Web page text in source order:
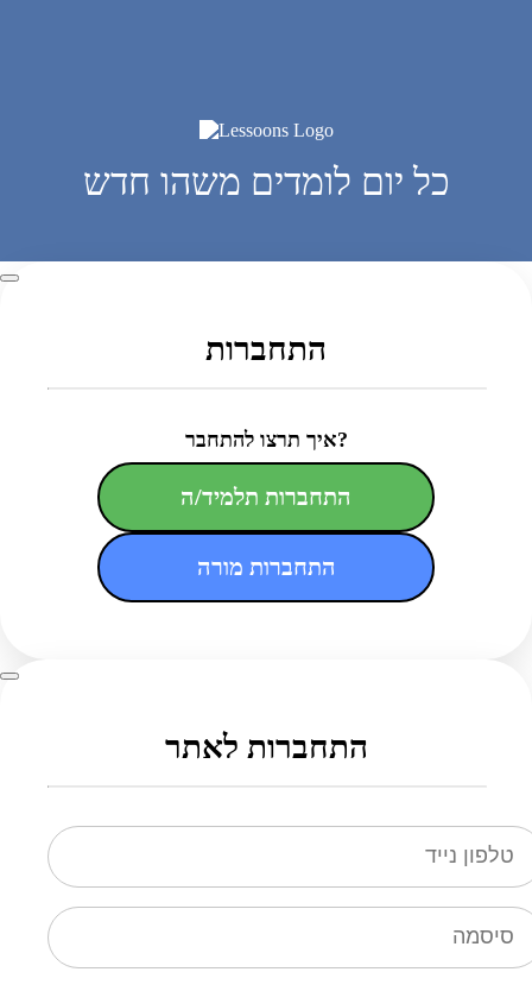
כל יום לומדים משהו חדש
התחברות
איך תרצו להתחבר?
התחברות תלמיד/ה
התחברות מורה
התחברות לאתר